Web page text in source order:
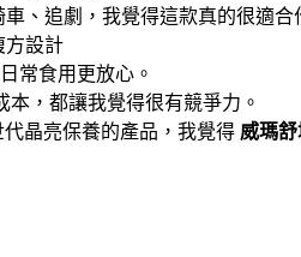
、追劇，我覺得這款真的很適
方設計
常食用更放心。
，都讓我覺得很有競爭力。
晶亮保養的產品，我覺得 威瑪